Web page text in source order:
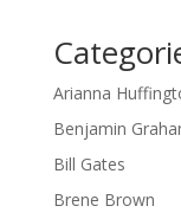
Arianna
Benjamin
Bill Gates
Brene Brown